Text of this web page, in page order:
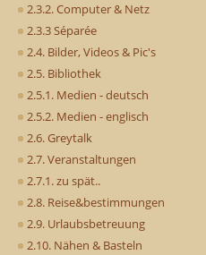
2.3.2. Computer & Netz
2.3.3 Séparée
2.4. Bilder, Videos & Pic's
2.5. Bibliothek
2.5.1. Medien - deutsch
2.5.2. Medien - englisch
2.6. Greytalk
2.7. Veranstaltungen
2.7.1. zu spät..
2.8. Reise&bestimmungen
2.9. Urlaubsbetreuung
2.10. Nähen & Basteln